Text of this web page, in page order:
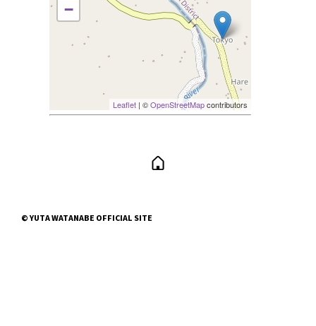
−
Leaflet| ©OpenStreetMapcontributors
© YUTA WATANABE OFFICIAL SITE